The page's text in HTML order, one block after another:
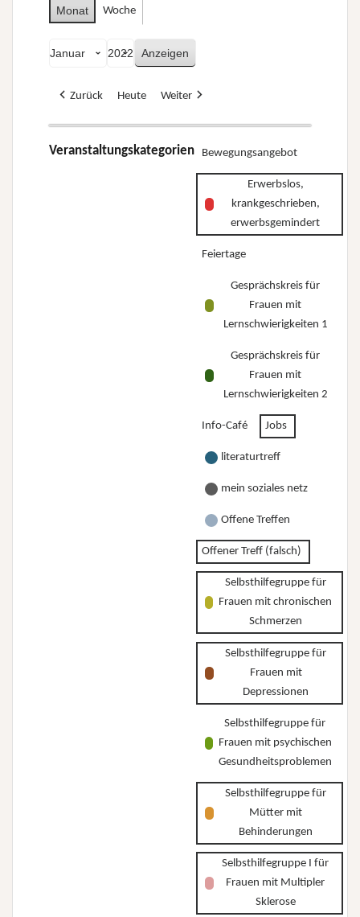
Monat Woche
Zurück Heute Weiter
Veranstaltungskategorien Bewegungsangebot
Erwerbslos,
krankgeschrieben,
erwerbsgemindert
Feiertage
Gesprächskreis für
Frauen mit
Lernschwierigkeiten 1
Gesprächskreis für
Frauen mit
Lernschwierigkeiten 2
Info-Café Jobs
literaturtreff
mein soziales netz
Offene Treffen
Offener Treff (falsch)
Selbsthilfegruppe für
Frauen mit chronischen
Schmerzen
Selbsthilfegruppe für
Frauen mit
Depressionen
Selbsthilfegruppe für
Frauen mit psychischen
Gesundheitsproblemen
Selbsthilfegruppe für
Mütter mit
Behinderungen
Selbsthilfegruppe I für
Frauen mit Multipler
Sklerose